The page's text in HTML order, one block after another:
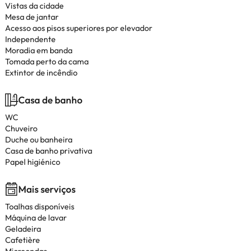
Vistas da cidade
Mesa de jantar
Acesso aos pisos superiores por elevador
Independente
Moradia em banda
Tomada perto da cama
Extintor de incêndio
Casa de banho
WC
Chuveiro
Duche ou banheira
Casa de banho privativa
Papel higiénico
Mais serviços
Toalhas disponíveis
Máquina de lavar
Geladeira
Cafetière